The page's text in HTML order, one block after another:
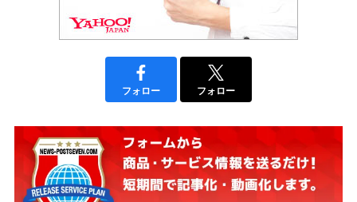
フォロー フォロー